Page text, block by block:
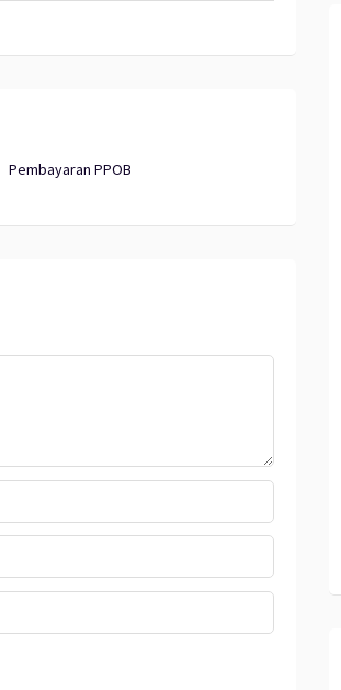
Pembayaran PPOB